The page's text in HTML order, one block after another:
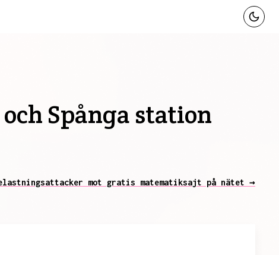
Spånga station
mot gratis matematiksajt på nätet →